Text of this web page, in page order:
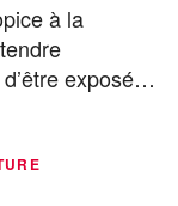
à la
exposé…